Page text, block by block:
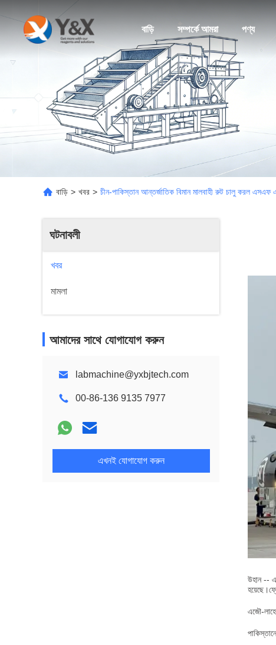
বাড়ি সম্পর্কে আমরা পণ্য
বাড়ি > খবর > চীন-পাকিস্তান আন্তর্জাতিক বিমান মালবাহী রুট চালু করল এসএফ
ঘটনাবলী
খবর
মামলা
আমাদের সাথে যোগাযোগ করুন
labmachine@yxbjtech.com
00-86-136 9135 7977
এখনই যোগাযোগ করুন
উহান --
এজৌ-